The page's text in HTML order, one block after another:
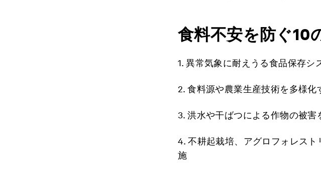
食料不安を防ぐ10
1. 異常気象に耐えうる食品保存シ
2. 食料源や農業生産技術を多様
3. 洪水や干ばつによる作物の被
4. 不耕起栽培、アグロフォレス
施